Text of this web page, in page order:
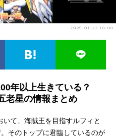
夏アニメ
2025-01-22 16:00
年以上生きている？
老星の情報まとめ
いて、海賊王を目指すルフィと
そのトップに君臨しているのが